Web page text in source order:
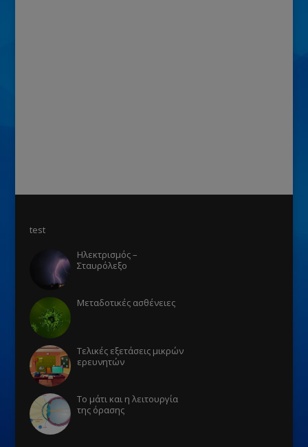
test
Ηλεκτρισμός –
Σταυρόλεξο
Μεταδοτικές ασθένειες
Τελικές εξετάσεις μικρών
ερευνητών
Το μάτι και η λειτουργία
της όρασης